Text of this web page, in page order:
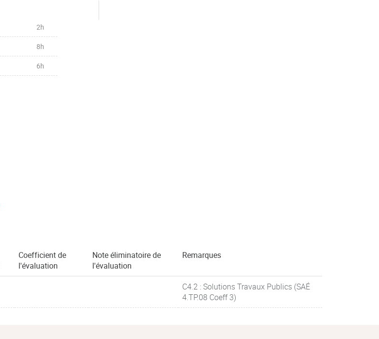
2h
8h
6h
Coefficient de
l'évaluation
Note éliminatoire de
l'évaluation
Remarques
C4.2 : Solutions Travaux Publics (SAÉ
4.TP.08 Coeff 3)